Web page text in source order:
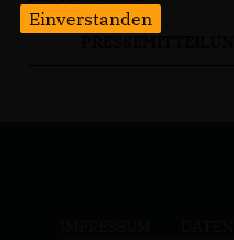
Einverstanden